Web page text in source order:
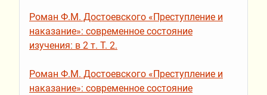
Роман Ф.М. Достоевского «Преступление и
наказание»: современное состояние
изучения: в 2 т. Т. 2.
Роман Ф.М. Достоевского «Преступление и
наказание»: современное состояние